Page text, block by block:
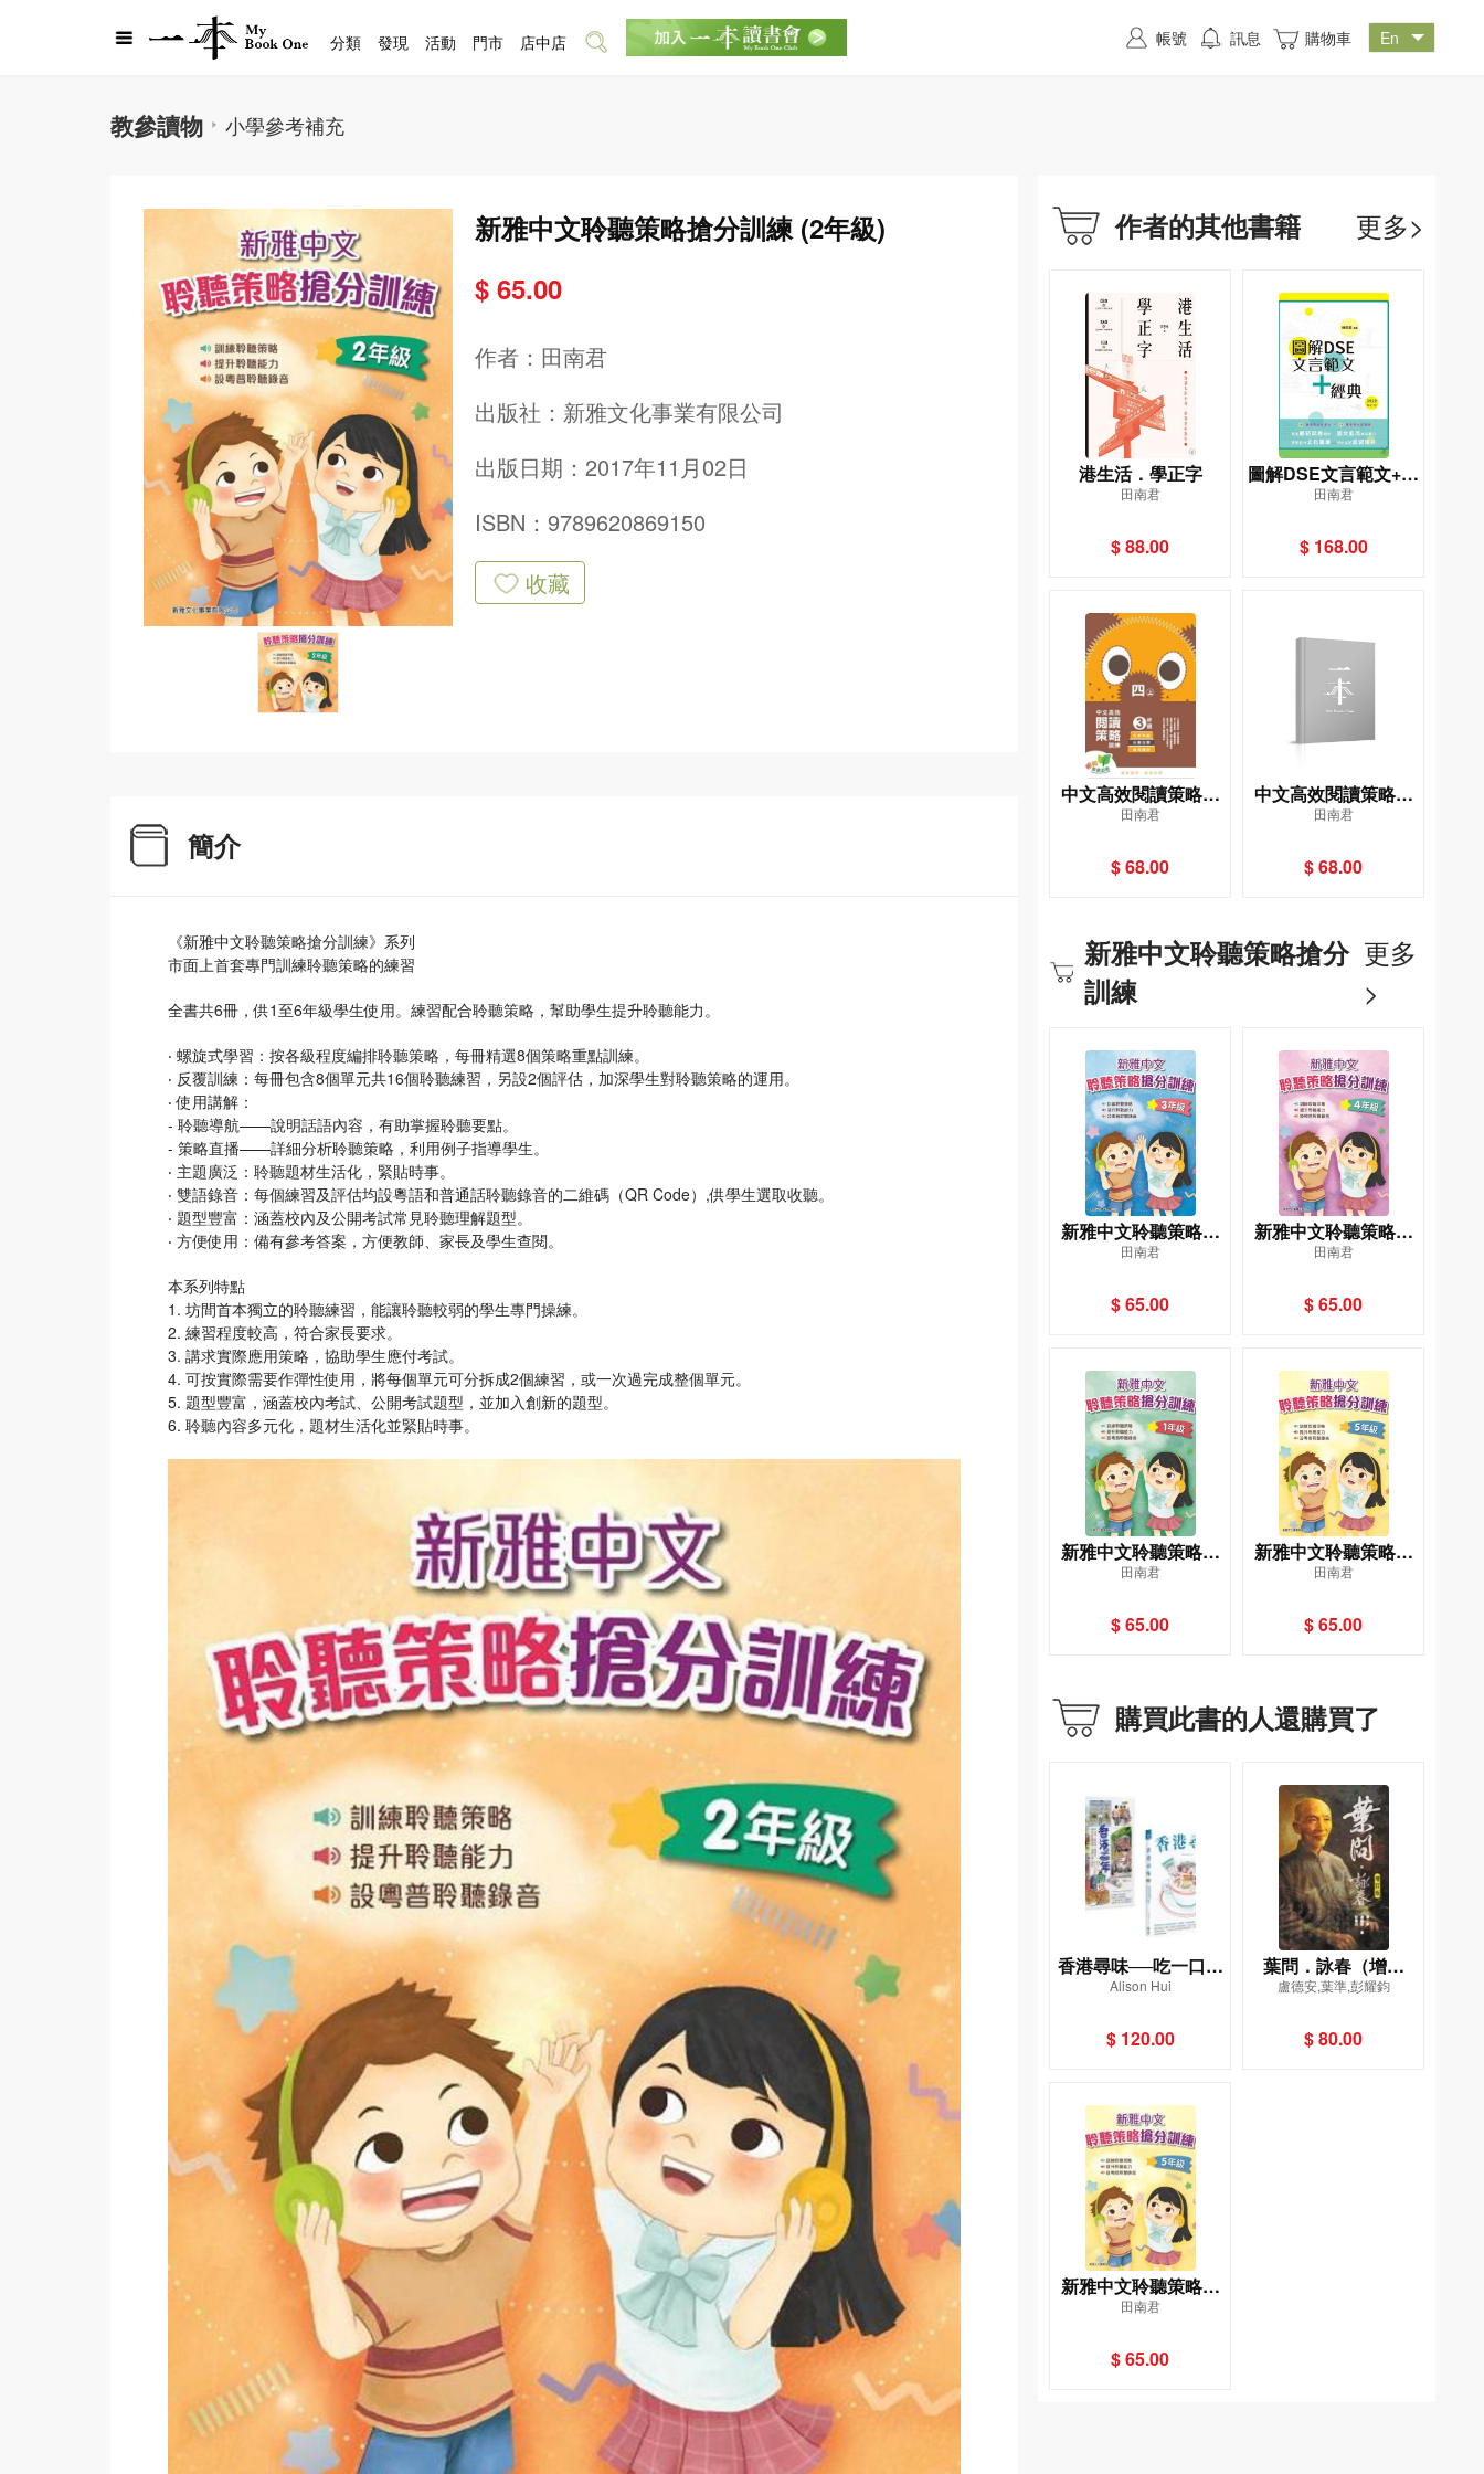
教參讀物 小學參考補充
新雅中文聆聽策略搶分訓練 (2年級)
$ 65.00
作者： 田南君
出版社： 新雅文化事業有限公司
出版日期：2017年11月02日
ISBN：9789620869150
收藏
簡介
《新雅中文聆聽策略搶分訓練》系列
市面上首套專門訓練聆聽策略的練習
全書共6冊，供1至6年級學生使用。練習配合聆聽策略，幫助學生提升聆聽能力。
‧ 螺旋式學習：按各級程度編排聆聽策略，每冊精選8個策略重點訓練。
‧ 反覆訓練：每冊包含8個單元共16個聆聽練習，另設2個評估，加深學生對聆聽策略的運用。
‧ 使用講解：
- 聆聽導航——說明話語內容，有助掌握聆聽要點。
- 策略直播——詳細分析聆聽策略，利用例子指導學生。
‧ 主題廣泛：聆聽題材生活化，緊貼時事。
‧ 雙語錄音：每個練習及評估均設粵語和普通話聆聽錄音的二維碼（QR Code）,供學生選取收聽。
‧ 題型豐富：涵蓋校內及公開考試常見聆聽理解題型。
‧ 方便使用：備有參考答案，方便教師、家長及學生查閱。
本系列特點
1. 坊間首本獨立的聆聽練習，能讓聆聽較弱的學生專門操練。
2. 練習程度較高，符合家長要求。
3. 講求實際應用策略，協助學生應付考試。
4. 可按實際需要作彈性使用，將每個單元可分拆成2個練習，或一次過完成整個單元。
5. 題型豐富，涵蓋校內考試、公開考試題型，並加入創新的題型。
6. 聆聽內容多元化，題材生活化並緊貼時事。
作者的其他書籍 更多>
港生活．學正字
田南君
$ 88.00
圖解DSE文言範文+經
典（2020修訂版）
田南君
$ 168.00
中文高效閱讀策略訓
練3步通（四上）
田南君
$ 68.00
中文高效閱讀策略訓
練3步通（四下）
田南君
$ 68.00
新雅中文聆聽策略搶分
訓練
更多
>
新雅中文聆聽策略搶
分訓練 (3年級)
田南君
$ 65.00
新雅中文聆聽策略搶
分訓練 (4年級)
田南君
$ 65.00
新雅中文聆聽策略搶
分訓練 (1年級)
田南君
$ 65.00
新雅中文聆聽策略搶
分訓練 (5年級)
田南君
$ 65.00
購買此書的人還購買了
香港尋味──吃一口蛋
撻奶茶菠蘿油，在百
廳，遇見港食文化的
Alison Hui
$ 120.00
葉問．詠春（增訂
版）
盧德安,葉準,彭耀鈞
$ 80.00
新雅中文聆聽策略搶
分訓練 (5年級)
田南君
$ 65.00
分類 發現 活動 門市 店中店 帳號 訊息 購物車